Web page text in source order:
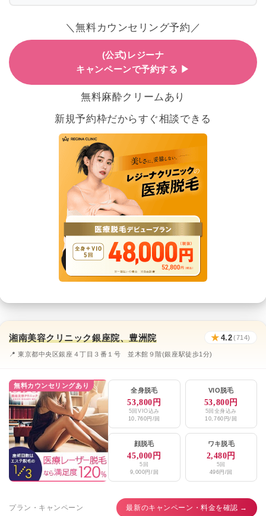
＼無料カウンセリング予約／
(公式)レジーナ
キャンペーンで予約する ▶
無料麻酔クリームあり
新規予約枠だからすぐ相談できる
湘南美容クリニック銀座院、豊洲院 ★ 4.2(714)
📍 東京都中央区銀座４丁目３番１号 並木館９階(銀座駅徒歩1分)
無料カウンセリングあり
全身脱毛
53,800円
5回VIO込み
10,760円/回
VIO脱毛
53,800円
5回全身込み
10,760円/回
顔脱毛
45,000円
5回
9,000円/回
ワキ脱毛
2,480円
5回
496円/回
プラン・キャンペーン 最新のキャンペーン・料金を確認 →